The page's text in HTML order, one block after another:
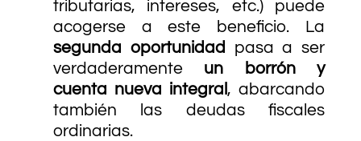
tributarias, intereses, etc.) puede
acogerse a este beneficio. La
segunda oportunidad
pasa a ser
verdaderamente un borrón y
cuenta nueva integral, abarcando
también las deudas fiscales
ordinarias.